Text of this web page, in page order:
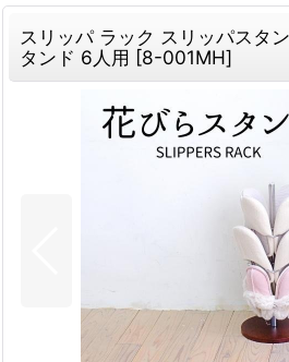
スリッパ ラック スリッパスタ
タンド 6人用 [8-001MH]